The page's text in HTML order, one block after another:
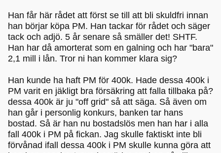
Han får här rådet att först se till att bli skuldfri innan
han börjar köpa PM. Han tackar för rådet och säger
tack och adjö. 5 år senare så smäller det! SHTF.
Han har då amorterat som en galning och har "bara"
2,1 mill i lån. Tror ni han kommer klara sig?
Han kunde ha haft PM för 400k. Hade dessa 400k i
PM varit en jäkligt bra försäkring att falla tillbaka på?
dessa 400k är ju "off grid" så att säga. Så även om
han går i personlig konkurs, banken tar hans
bostad. Så är han nu bostadslös men han har i alla
fall 400k i PM på fickan. Jag skulle faktiskt inte bli
förvånad ifall dessa 400k i PM skulle kunna göra att